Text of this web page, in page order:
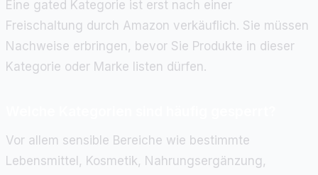
Eine gated Kategorie ist erst nach einer
Freischaltung durch Amazon verkäuflich. Sie müssen
Nachweise erbringen, bevor Sie Produkte in dieser
Kategorie oder Marke listen dürfen.
Vor allem sensible Bereiche wie bestimmte
Lebensmittel, Kosmetik, Nahrungsergänzung,